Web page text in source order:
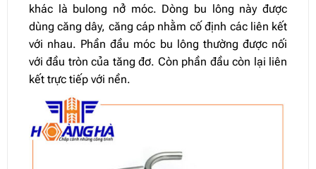
khác là bulong nở móc. Dòng bu lông này được
dùng căng dây, căng cáp nhằm cố định các liên kết
với nhau. Phần đầu móc bu lông thường được nối
với đầu tròn của tăng đơ. Còn phần đầu còn lại liên
kết trực tiếp với nền.